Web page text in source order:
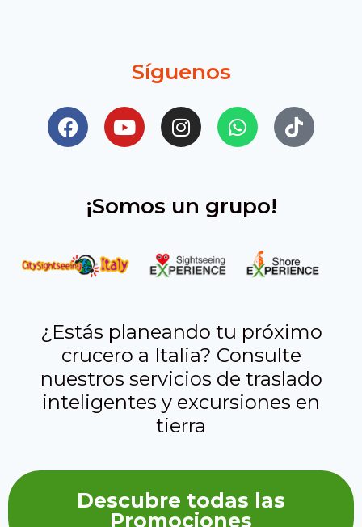
Síguenos
¡Somos un grupo!
¿Estás planeando tu próximo
crucero a Italia? Consulte
nuestros servicios de traslado
inteligentes y excursiones en
tierra
Descubre todas las
Promociones